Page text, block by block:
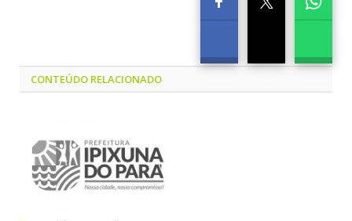
CONTEÚDO RELACIONADO